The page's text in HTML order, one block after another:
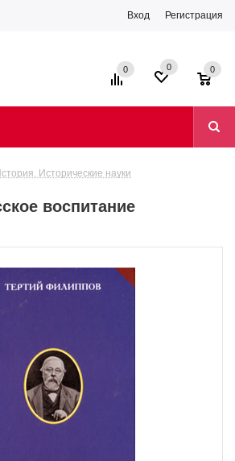
Вход Регистрация
0 0 0
Исторические науки
воспитание